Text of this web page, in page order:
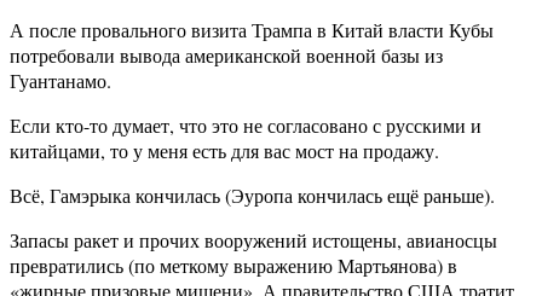
А после провального визита Трампа в Китай власти Кубы
потребовали вывода американской военной базы из
Гуантанамо.
Если кто-то думает, что это не согласовано с русскими и
китайцами, то у меня есть для вас мост на продажу.
Всё, Гамэрыка кончилась (Эуропа кончилась ещё раньше).
Запасы ракет и прочих вооружений истощены, авианосцы
превратились (по меткому выражению Мартьянова) в